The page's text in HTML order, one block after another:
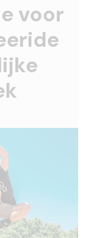
voor